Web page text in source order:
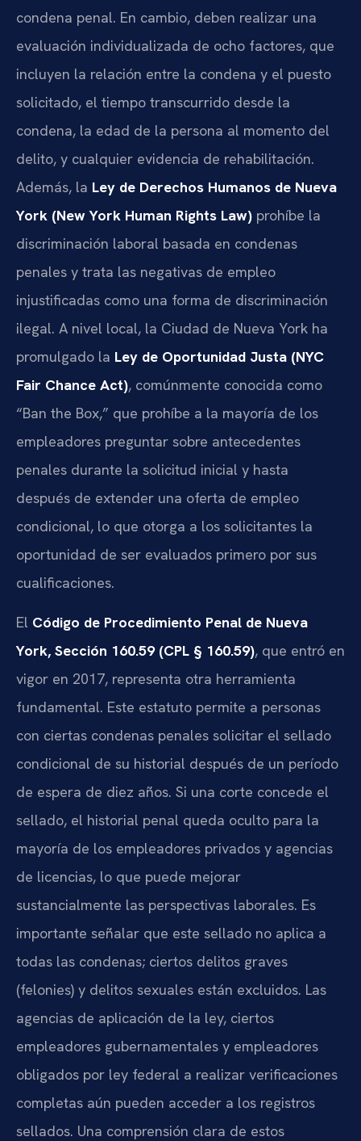
condena penal. En cambio, deben realizar una
evaluación individualizada de ocho factores, que
incluyen la relación entre la condena y el puesto
solicitado, el tiempo transcurrido desde la
condena, la edad de la persona al momento del
delito, y cualquier evidencia de rehabilitación.
Además, la Ley de Derechos Humanos de Nueva
York (New York Human Rights Law) prohíbe la
discriminación laboral basada en condenas
penales y trata las negativas de empleo
injustificadas como una forma de discriminación
ilegal. A nivel local, la Ciudad de Nueva York ha
promulgado la Ley de Oportunidad Justa (NYC
Fair Chance Act), comúnmente conocida como
“Ban the Box,” que prohíbe a la mayoría de los
empleadores preguntar sobre antecedentes
penales durante la solicitud inicial y hasta
después de extender una oferta de empleo
condicional, lo que otorga a los solicitantes la
oportunidad de ser evaluados primero por sus
cualificaciones.
El Código de Procedimiento Penal de Nueva
York, Sección 160.59 (CPL § 160.59), que entró en
vigor en 2017, representa otra herramienta
fundamental. Este estatuto permite a personas
con ciertas condenas penales solicitar el sellado
condicional de su historial después de un período
de espera de diez años. Si una corte concede el
sellado, el historial penal queda oculto para la
mayoría de los empleadores privados y agencias
de licencias, lo que puede mejorar
sustancialmente las perspectivas laborales. Es
importante señalar que este sellado no aplica a
todas las condenas; ciertos delitos graves
(felonies) y delitos sexuales están excluidos. Las
agencias de aplicación de la ley, ciertos
empleadores gubernamentales y empleadores
obligados por ley federal a realizar verificaciones
completas aún pueden acceder a los registros
sellados. Una comprensión clara de estos